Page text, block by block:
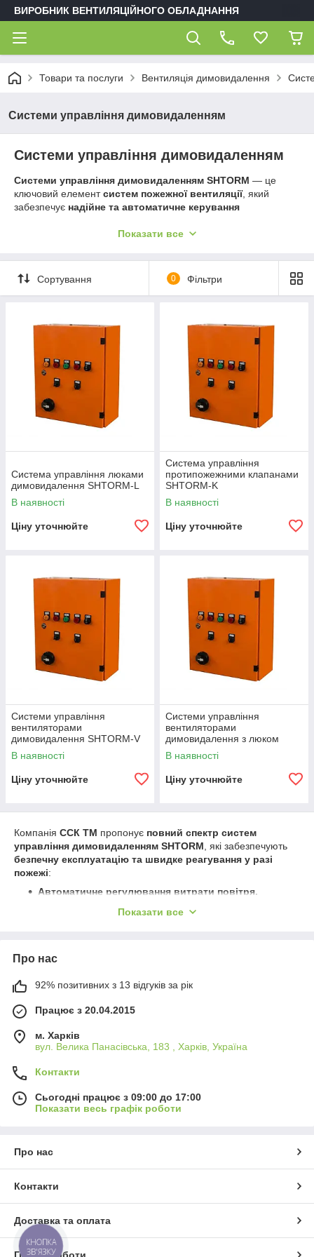
ВИРОБНИК ВЕНТИЛЯЦІЙНОГО ОБЛАДНАННЯ
Товари та послуги Вентиляція димовидалення
Системи управління димовидаленням
Системи управління димовидаленням
Системи управління димовидаленням SHTORM — це
ключовий елементсистем пожежної вентиляції, який
забезпечує надійне та автоматичне керування
дозволяє: автоматично регулювати
управління і контролю різних виробників , забезпечуючи
вентиляторами димовидалення;
SHTORM–L— керування
люками димовидалення;
клапанами димовидалення;
SHTORM–VL
вентиляторами та люками димовидалення одночасно.
Показати все
Сортування 0 Фільтри
Система управління люками
димовидалення SHTORM-L
В наявності
Ціну уточнюйте
Система управління
протипожежними клапанами
SHTORM-K
В наявності
Ціну уточнюйте
Системи управління
вентиляторами
димовидалення SHTORM-V
В наявності
Ціну уточнюйте
Системи управління
вентиляторами
димовидалення з люком
SHTORM-VL
В наявності
Ціну уточнюйте
Компанія ССК ТМ пропонує повний спектр систем
управління димовидаленням SHTORM , які забезпечують
безпечну експлуатацію та швидке реагування у разі
пожежі:
Автоматичне регулювання витрати повітря.
Сумісність із різними пристроями управління.
Лінійки SHTORM.V, L, K та VL для керування
комбінаціями;
Надійність і безпека.
точне виробництво гарантують стабільну роботу систем
Системи управління димовидаленням SHTORM ССК ТМ
— це готові рішення для комплексної пожежної безпеки
будівель та споруд, що забезпечують
Показати все
Про нас
92% позитивних з 13 відгуків за рік
Працює з 20.04.2015
м. Харків
вул. Велика Панасівська, 183 , Харків, Україна
Контакти
Сьогодні працює з 09:00 до 17:00
Показати весь графік роботи
Про нас
Контакти
Доставка та оплата
КНОПКА
ЗВ'ЯЗКУ